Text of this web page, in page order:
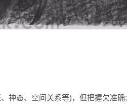
神态、空间关系等)，但把握欠准确;